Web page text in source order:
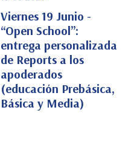
Ver Detalle
Viernes 19 Junio -
“Open School”:
entrega personalizada
de Reports a los
apoderados
(educación Prebásica,
Básica y Media)